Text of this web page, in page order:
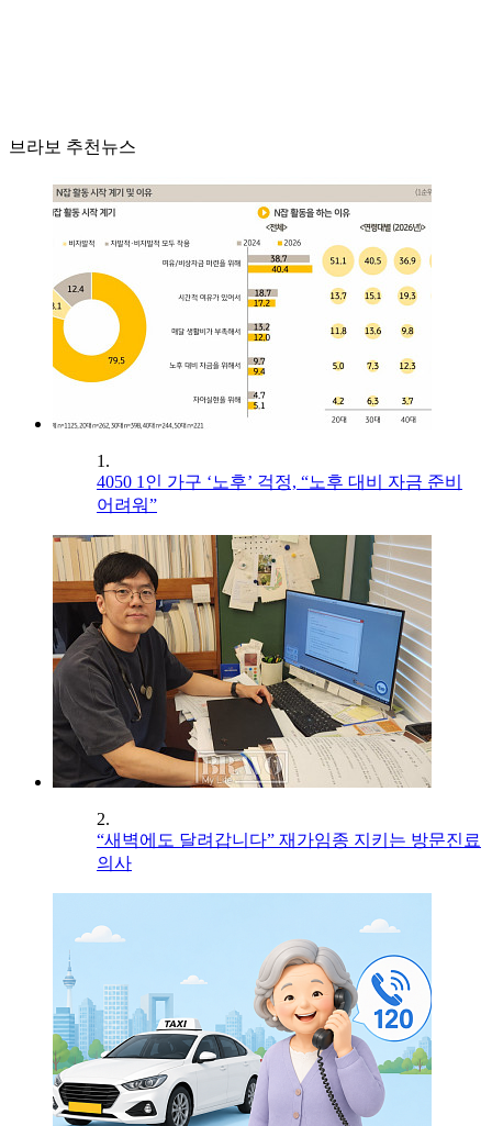
브라보 추천뉴스
1.
4050 1인 가구 ‘노후’ 걱정, “노후 대비 자금 준비
어려워”
2.
“새벽에도 달려갑니다” 재가임종 지키는 방문진료
의사